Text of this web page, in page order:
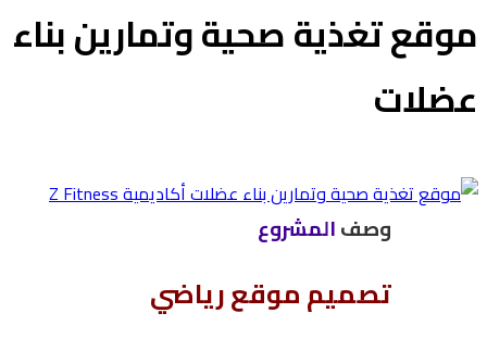
موقع تغذية صحية وتمارين بناء
عضلات
وصفالمشروع
تصميم موقع رياضي